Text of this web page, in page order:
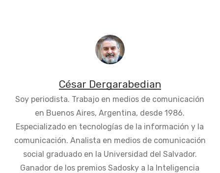
César Dergarabedian
Soy periodista. Trabajo en medios de comunicación
en Buenos Aires, Argentina, desde 1986.
Especializado en tecnologías de la información y la
comunicación. Analista en medios de comunicación
social graduado en la Universidad del Salvador.
Ganador de los premios Sadosky a la Inteligencia